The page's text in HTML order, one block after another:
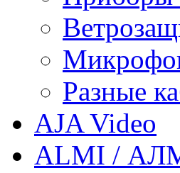
Разные
AJA Video
ALMI /